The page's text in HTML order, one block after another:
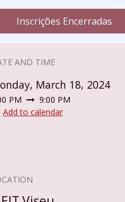
Inscrições Encerradas
AND TIME
March 18, 2024
PM
9:00 PM
Add to calendar